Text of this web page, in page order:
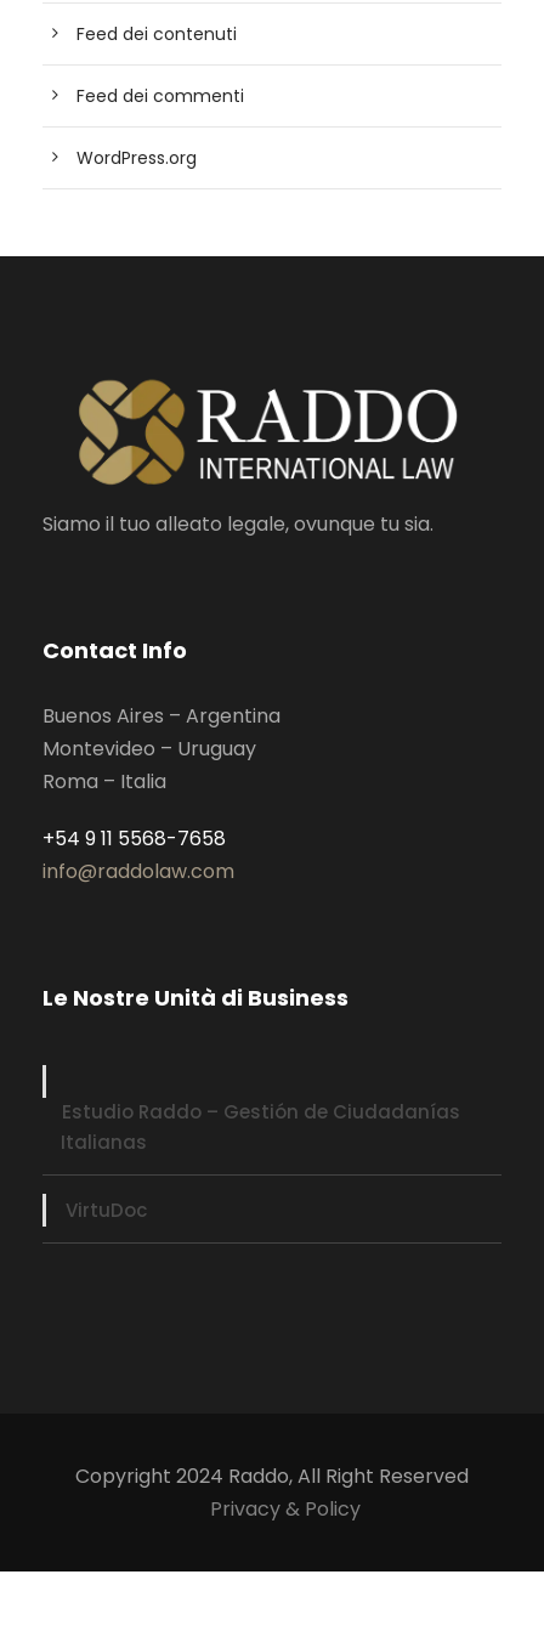
Feed dei contenuti
Feed dei commenti
WordPress.org
Siamo il tuo alleato legale, ovunque tu sia.
Contact Info
Buenos Aires – Argentina
Montevideo – Uruguay
Roma – Italia
+54 9 11 5568-7658
info@raddolaw.com
Le Nostre Unità di Business
Estudio Raddo – Gestión de Ciudadanías
Italianas
VirtuDoc
Copyright 2024 Raddo, All Right Reserved
Privacy & Policy